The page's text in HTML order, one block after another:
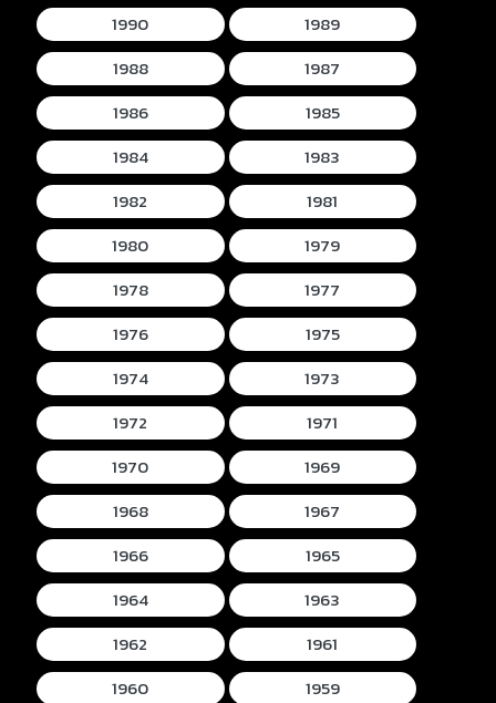
1990
1989
1988
1987
1986
1985
1984
1983
1982
1981
1980
1979
1978
1977
1976
1975
1974
1973
1972
1971
1970
1969
1968
1967
1966
1965
1964
1963
1962
1961
1960
1959